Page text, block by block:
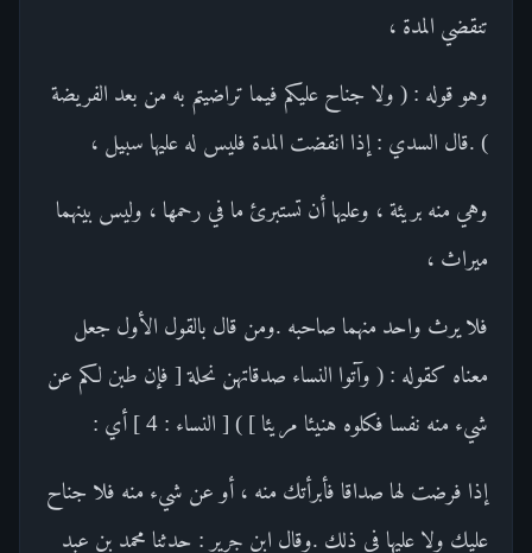
تنقضي المدة ،
وهو قوله : ( ولا جناح عليكم فيما تراضيتم به من بعد الفريضة
) .قال السدي : إذا انقضت المدة فليس له عليها سبيل ،
وهي منه بريئة ، وعليها أن تستبرئ ما في رحمها ، وليس بينهما
ميراث ،
فلا يرث واحد منهما صاحبه .ومن قال بالقول الأول جعل
معناه كقوله : ( وآتوا النساء صدقاتهن نحلة [ فإن طبن لكم عن
شيء منه نفسا فكلوه هنيئا مريئا ] ) [ النساء : 4 ] أي :
إذا فرضت لها صداقا فأبرأتك منه ، أو عن شيء منه فلا جناح
عليك ولا عليها في ذلك .وقال ابن جرير : حدثنا محمد بن عبد